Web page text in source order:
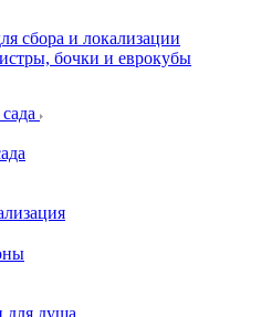
сбора и локализации
бочки и еврокубы
для душа